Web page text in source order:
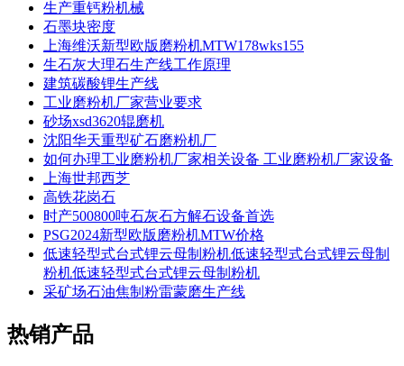
生产重钙粉机械
石墨块密度
上海维沃新型欧版磨粉机MTW178wks155
生石灰大理石生产线工作原理
建筑碳酸锂生产线
工业磨粉机厂家营业要求
砂场xsd3620辊磨机
沈阳华天重型矿石磨粉机厂
如何办理工业磨粉机厂家相关设备 工业磨粉机厂家设备
上海世邦西芝
高铁花岗石
时产500800吨石灰石方解石设备首选
PSG2024新型欧版磨粉机MTW价格
低速轻型式台式锂云母制粉机低速轻型式台式锂云母制
粉机低速轻型式台式锂云母制粉机
采矿场石油焦制粉雷蒙磨生产线
热销产品